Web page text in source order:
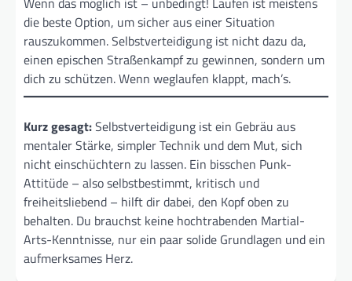
die beste Option, um sicher aus einer Situation
rauszukommen. Selbstverteidigung ist nicht dazu da,
einen epischen Straßenkampf zu gewinnen, sondern um
dich zu schützen. Wenn weglaufen klappt, mach’s.
Kurz gesagt:Selbstverteidigung ist ein Gebräu aus
mentaler Stärke, simpler Technik und dem Mut, sich
nicht einschüchtern zu lassen. Ein bisschen Punk-
Attitüde – also selbstbestimmt, kritisch und
freiheitsliebend – hilft dir dabei, den Kopf oben zu
behalten. Du brauchst keine hochtrabenden Martial-
Arts-Kenntnisse, nur ein paar solide Grundlagen und ein
aufmerksames Herz.